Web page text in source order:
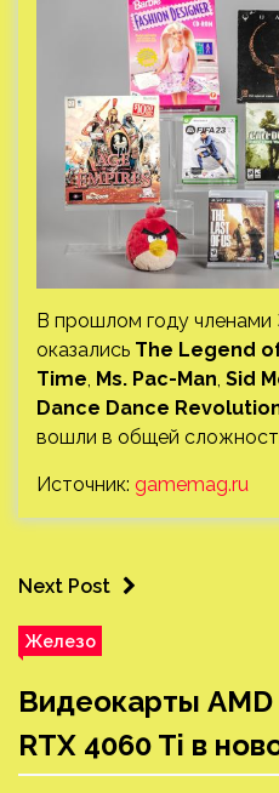
В прошлом году членами
оказались The Legend
Time, Ms. Pac-Man, Sid
Dance Dance
вошли в общей
Источник: gamemag.ru
Next Post
Железо
Видеокарты AMD
RTX 4060 Ti в